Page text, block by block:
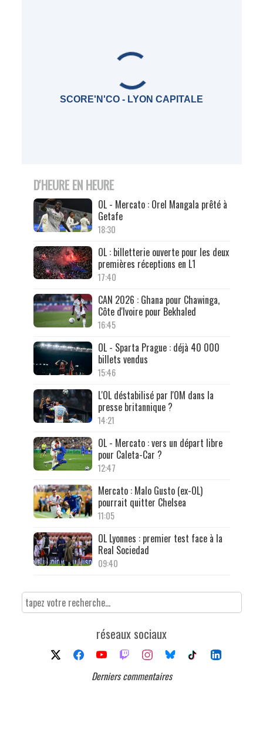
SCORE'N'CO - LYON CAPITALE
D'HEURE EN HEURE
OL - Mercato : Orel Mangala prêté à
Getafe
18:30
OL : billetterie ouverte pour les deux
premières réceptions en L1
17:40
CAN 2026 : Ghana pour Chawinga,
Côte d'Ivoire pour Bekhaled
16:45
OL - Sparta Prague : déjà 40 000
billets vendus
15:46
L'OL déstabilisé par l'OM dans la
presse britannique ?
14:21
OL - Mercato : vers un départ libre
pour Caleta-Car ?
12:47
Mercato : Malo Gusto (ex-OL)
pourrait quitter Chelsea
11:05
OL Lyonnes : premier test face à la
Real Sociedad
09:40
réseaux sociaux
Derniers commentaires